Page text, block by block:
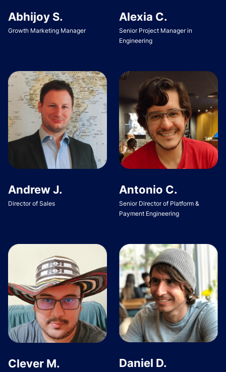
Abhijoy S.
Growth Marketing Manager
Alexia C.
Senior Project Manager in
Engineering
Andrew J.
Director of Sales
Antonio C.
Senior Director of Platform &
Payment Engineering
Clever M. Daniel D.